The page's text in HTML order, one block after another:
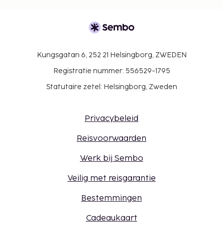
Kungsgatan 6, 252 21 Helsingborg, ZWEDEN
Registratie nummer: 556529-1795
Statutaire zetel: Helsingborg, Zweden
Privacybeleid
Reisvoorwaarden
Werk bij Sembo
Veilig met reisgarantie
Bestemmingen
Cadeaukaart